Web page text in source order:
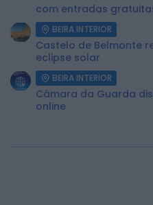
com entradas
BEIRA INTERIOR
Castelo de Belmonte
eclipse solar
BEIRA INTERIOR
Câmara da Guarda
online